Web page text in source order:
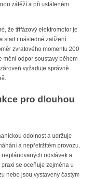
zátěží a při ustáleném
že třífázový elektromotor je
start i následné zatížení.
zvratového momentu 200
mění odpor soustavy během
vyžaduje správně
pro dlouhou
odolnost a udržuje
a nepřetržitém provozu.
neplánovaných odstávek a
se oceňuje zejména u
nebo jsou vystaveny častým